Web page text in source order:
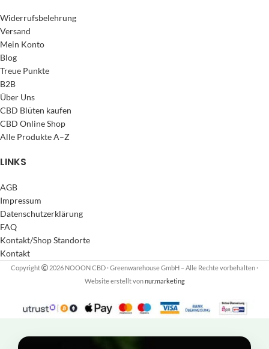
Widerrufsbelehrung
Versand
Mein Konto
Blog
Treue Punkte
B2B
Über Uns
CBD Blüten kaufen
CBD Online Shop
Alle Produkte A–Z
LINKS
AGB
Impressum
Datenschutzerklärung
FAQ
Kontakt/Shop Standorte
Kontakt
Copyright 2026 NOOON CBD · Greenwarehouse GmbH – Alle Rechte vorbehalten·
Website erstellt vonnur.marketing